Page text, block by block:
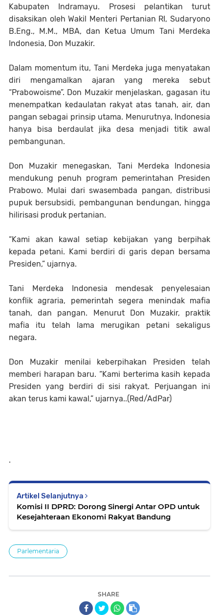
Kabupaten Indramayu. Prosesi pelantikan turut
disaksikan oleh Wakil Menteri Pertanian RI, Sudaryono
B.Eng., M.M., MBA, dan Ketua Umum Tani Merdeka
Indonesia, Don Muzakir.
Dalam momentum itu, Tani Merdeka juga menyatakan
diri mengamalkan ajaran yang mereka sebut
“Prabowoisme”. Don Muzakir menjelaskan, gagasan itu
menempatkan kedaulatan rakyat atas tanah, air, dan
pangan sebagai prinsip utama. Menurutnya, Indonesia
hanya bisa berdaulat jika desa menjadi titik awal
pembangunan.
Don Muzakir menegaskan, Tani Merdeka Indonesia
mendukung penuh program pemerintahan Presiden
Prabowo. Mulai dari swasembada pangan, distribusi
pupuk bersubsidi, pembangunan bendungan, hingga
hilirisasi produk pertanian.
“Kami akan kawal setiap kebijakan yang berpihak
kepada petani. Kami berdiri di garis depan bersama
Presiden,” ujarnya.
Tani Merdeka Indonesia mendesak penyelesaian
konflik agraria, pemerintah segera menindak mafia
tanah, dan pangan. Menurut Don Muzakir, praktik
mafia itu telah lama merugikan petani sekaligus
negara.
Don Muzakir menilai keberpihakan Presiden telah
memberi harapan baru. “Kami berterima kasih kepada
Presiden yang berdiri di sisi rakyat. Perjuangan ini
akan terus kami kawal,” ujarnya..(Red/AdPar)
.
Artikel Selanjutnya
Komisi II DPRD: Dorong Sinergi Antar OPD untuk
Kesejahteraan Ekonomi Rakyat Bandung
Parlementaria
SHARE